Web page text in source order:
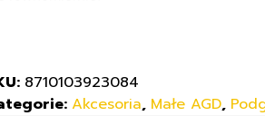
8710103923084
Akcesoria, Małe AGD,